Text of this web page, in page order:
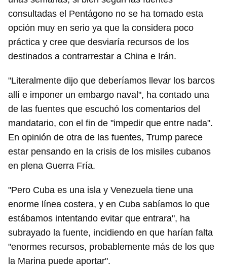
consultadas el Pentágono no se ha tomado esta
opción muy en serio ya que la considera poco
práctica y cree que desviaría recursos de los
destinados a contrarrestar a China e Irán.
"Literalmente dijo que deberíamos llevar los barcos
allí e imponer un embargo naval", ha contado una
de las fuentes que escuchó los comentarios del
mandatario, con el fin de "impedir que entre nada".
En opinión de otra de las fuentes, Trump parece
estar pensando en la crisis de los misiles cubanos
en plena Guerra Fría.
"Pero Cuba es una isla y Venezuela tiene una
enorme línea costera, y en Cuba sabíamos lo que
estábamos intentando evitar que entrara", ha
subrayado la fuente, incidiendo en que harían falta
"enormes recursos, probablemente más de los que
la Marina puede aportar".